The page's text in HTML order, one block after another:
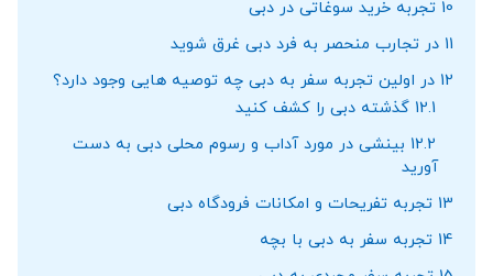
10 تجربه خرید سوغاتی در دبی
11 در تجارب منحصر به فرد دبی غرق شوید
12 در اولين تجربه سفر به دبی چه توصيه هايی وجود دارد؟
12.1 گذشته دبی را کشف کنید
12.2 بینشی در مورد آداب و رسوم محلی دبی به دست
آورید
13 تجربه تفریحات و امکانات فرودگاه دبی
14 تجربه سفر به دبی با بچه